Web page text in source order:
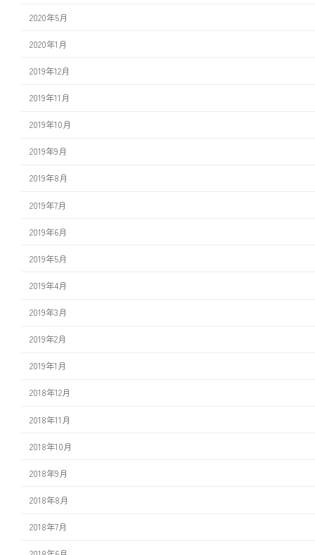
2020年5月
2020年1月
2019年12月
2019年11月
2019年10月
2019年9月
2019年8月
2019年7月
2019年6月
2019年5月
2019年4月
2019年3月
2019年2月
2019年1月
2018年12月
2018年11月
2018年10月
2018年9月
2018年8月
2018年7月